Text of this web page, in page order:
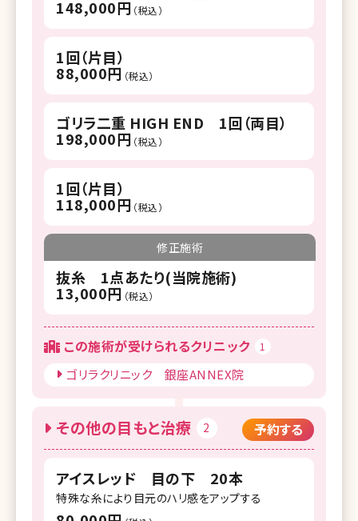
148,000円 （税込）
1回（片目）
88,000円 （税込）
ゴリラ二重 HIGH END 1回（両目）
198,000円 （税込）
1回（片目）
118,000円 （税込）
修正施術
抜糸 1点あたり(当院施術)
13,000円 （税込）
この施術が受けられるクリニック 1
ゴリラクリニック 銀座ANNEX院
その他の目もと治療 2 予約する
アイスレッド 目の下 20本
特殊な糸により目元のハリ感をアップする